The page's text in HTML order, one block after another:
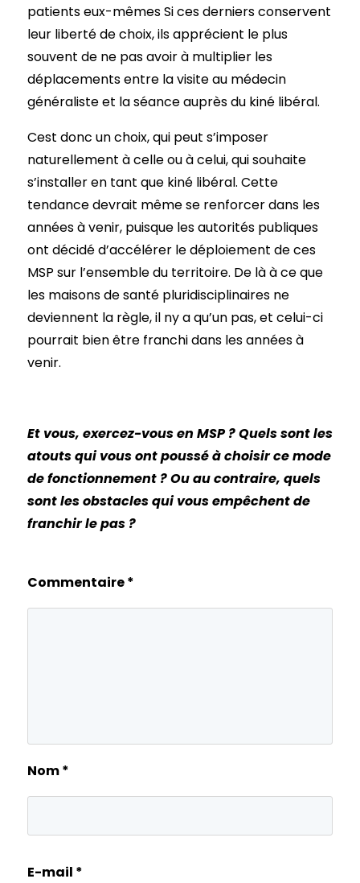
patients eux-mêmes Si ces derniers conservent
leur liberté de choix, ils apprécient le plus
souvent de ne pas avoir à multiplier les
déplacements entre la visite au médecin
généraliste et la séance auprès du kiné libéral.
Cest donc un choix, qui peut s’imposer
naturellement à celle ou à celui, qui souhaite
s’installer en tant que kiné libéral. Cette
tendance devrait même se renforcer dans les
années à venir, puisque les autorités publiques
ont décidé d’accélérer le déploiement de ces
MSP sur l’ensemble du territoire. De là à ce que
les maisons de santé pluridisciplinaires ne
deviennent la règle, il ny a qu’un pas, et celui-ci
pourrait bien être franchi dans les années à
venir.
Et vous, exercez-vous en MSP ? Quels sont les
atouts qui vous ont poussé à choisir ce mode
de fonctionnement ? Ou au contraire, quels
sont les obstacles qui vous empêchent de
franchir le pas ?
Commentaire*
Nom*
E-mail *